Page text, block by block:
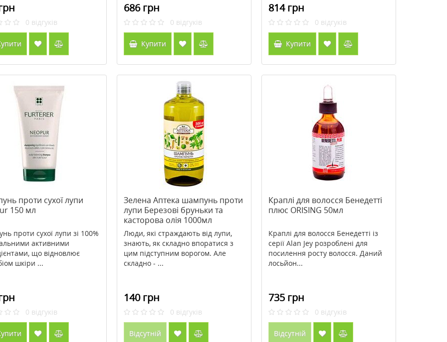
0 відгуків
686 грн
0 відгуків
Купити
814 грн
0 відгуків
Купити
проти сухої лупи
150 мл
проти сухої лупи зі 100%
активними
що відновлює
шкіри ...
0 відгуків
Зелена Аптека шампунь проти
лупи Березові бруньки та
касторова олія 1000мл
Люди, які страждають від лупи,
знають, як складно впоратися з
цим підступним ворогом. Але
складно - ...
140 грн
0 відгуків
Відсутній
Краплі для волосся Бенедетті
плюс ORISING 50мл
Краплі для волосся Бенедетті із
серії Alan Jey розроблені для
посилення росту волосся. Даний
лосьйон...
735 грн
0 відгуків
Відсутній